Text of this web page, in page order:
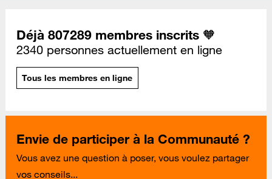
Déjà 807289 membres inscrits 🧡
2340 personnes actuellement en ligne
Tous les membres en ligne
Envie de participer à la Communauté ?
Vous avez une question à poser, vous voulez partager
vos conseils...